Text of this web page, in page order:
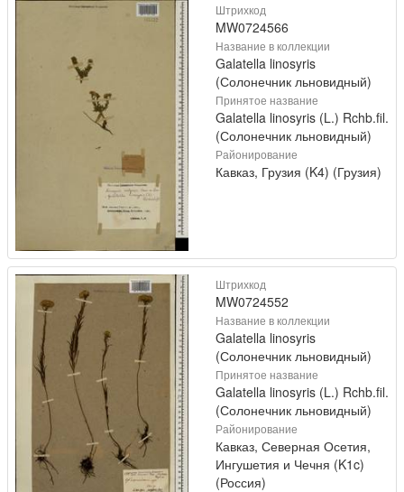
Штрихкод
MW0724566
Название в коллекции
Galatella linosyris
(Солонечник льновидный)
Принятое название
Galatella linosyris (L.) Rchb.fil.
(Солонечник льновидный)
Районирование
Кавказ, Грузия (K4) (Грузия)
Штрихкод
MW0724552
Название в коллекции
Galatella linosyris
(Солонечник льновидный)
Принятое название
Galatella linosyris (L.) Rchb.fil.
(Солонечник льновидный)
Районирование
Кавказ, Северная Осетия,
Ингушетия и Чечня (K1c)
(Россия)